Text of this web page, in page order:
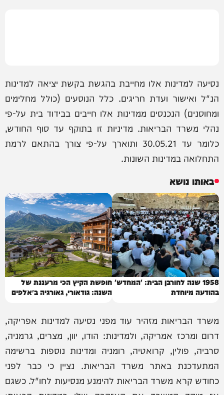
נסיעה למדינות אלו מחייבת בהגשת בקשת יציאה למדינות
הנ"ל ואישור ועדת חריגים. כלל הנוסעים (כולל מחלימים
ומחוסנים) הנכנסים ממדינות אלו חייבים בבידוד בית על-פי
נהלי משרד הבריאות. מדיניות זו בתוקף עד סוף החודש,
כלומר עד 30.05.21 ותוארך על-פי צורך בהתאם לרמת
התחלואה במדינות השונות.
באותו נושא
1958 שנה לחורבן הבית: 'המחדש'
בהודעה מיוחדת
חופשת הקיץ הכי מרעננת של
השנה: גודאורי, גאורגיה ב״אלפים
משרד הבריאות מזהיר עוד מפני נסיעה למדינות אפריקה,
דרום ומרכז אמריקה, ולמדינות: הודו, יוון, מצרים, גרמניה,
סרביה, פולין, קרואטיה, רומניה ומדינות נוספות ברשימה
המתעדכנת באתר משרד הבריאות. נציין כי כבר לפני
כחודש קרא משרד הבריאות להימנע מנסיעות לחו"ל. כשגם